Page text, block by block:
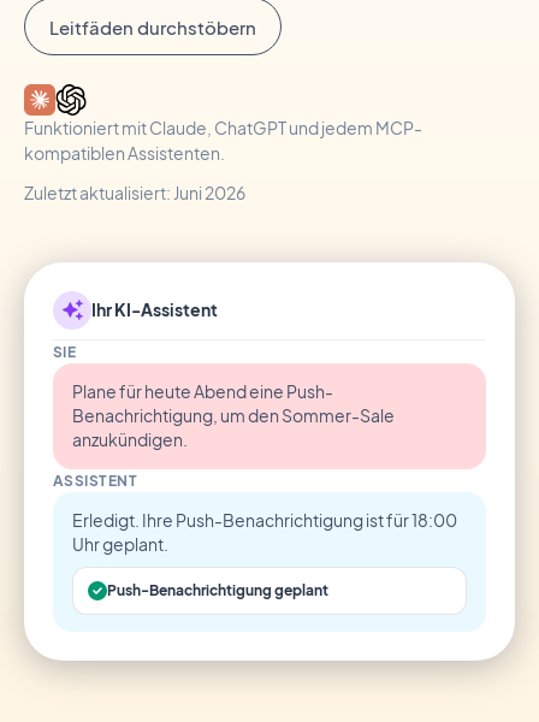
Leitfäden durchstöbern
Funktioniert mit Claude, ChatGPT und jedem MCP-
kompatiblen Assistenten.
Zuletzt aktualisiert: Juni 2026
Ihr KI-Assistent
SIE
Plane für heute Abend eine Push-
Benachrichtigung, um den Sommer-Sale
anzukündigen.
ASSISTENT
Erledigt. Ihre Push-Benachrichtigung ist für 18:00
Uhr geplant.
Push-Benachrichtigung geplant